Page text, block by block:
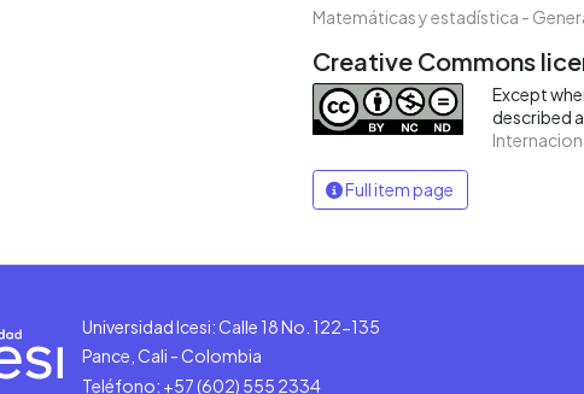
Matemáticas y estadística -
Creative Commons
Except
described
Full item page
Universidad Icesi: Calle 18 No. 122-135
Pance, Cali - Colombia
Teléfono: +57 (602) 555 2334